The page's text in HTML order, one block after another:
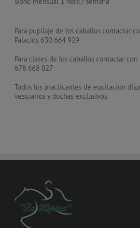
Para pupilaje de los caballos contactar
Palacios 630 664 929
Para clases de los caballos contactar con
678 668 027
Todos los practicantes de equitación
vestuarios y duchas exclusivos.